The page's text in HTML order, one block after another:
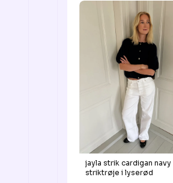
jayla strik cardigan navy
striktrøje i lyserød